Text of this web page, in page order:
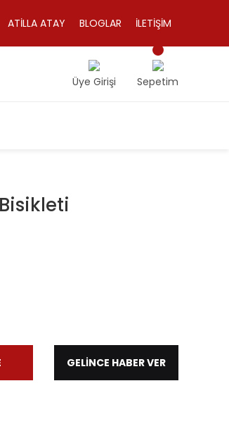
ATİLLA ATAY BLOGLAR İLETİŞİM
Üye Girişi Sepetim
GELİNCE HABER VER